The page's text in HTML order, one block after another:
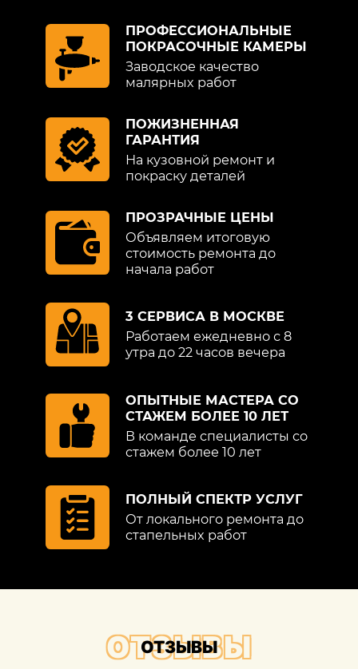
ПРОФЕССИОНАЛЬНЫЕ
ПОКРАСОЧНЫЕ КАМЕРЫ
Заводское качество
малярных работ
ПОЖИЗНЕННАЯ
ГАРАНТИЯ
На кузовной ремонт и
покраску деталей
ПРОЗРАЧНЫЕ ЦЕНЫ
Объявляем итоговую
стоимость ремонта до
начала работ
3 СЕРВИСА В МОСКВЕ
Работаем ежедневно с 8
утра до 22 часов вечера
ОПЫТНЫЕ МАСТЕРА СО
СТАЖЕМ БОЛЕЕ 10 ЛЕТ
В команде специалисты со
стажем более 10 лет
ПОЛНЫЙ СПЕКТР УСЛУГ
От локального ремонта до
стапельных работ
ОТЗЫВЫ
ОТЗЫВЫ